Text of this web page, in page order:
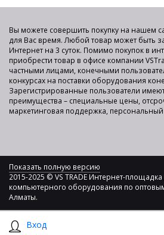
Вход
Вы можете совершить покупку на нашем
для Вас время. Любой товар может быть
Интернет на 3 суток. Помимо покупок в
приобрести товар в офисе компании
частными лицами, конечными
конкурсах на поставки оборудования
Зарегистрированные пользователи
преимущества – специальные цены,
маркетинговая поддержка,
Показать полную версию
2015-2025 © VS TRADE Интернет-
компьютерного оборудования по
Алматы.